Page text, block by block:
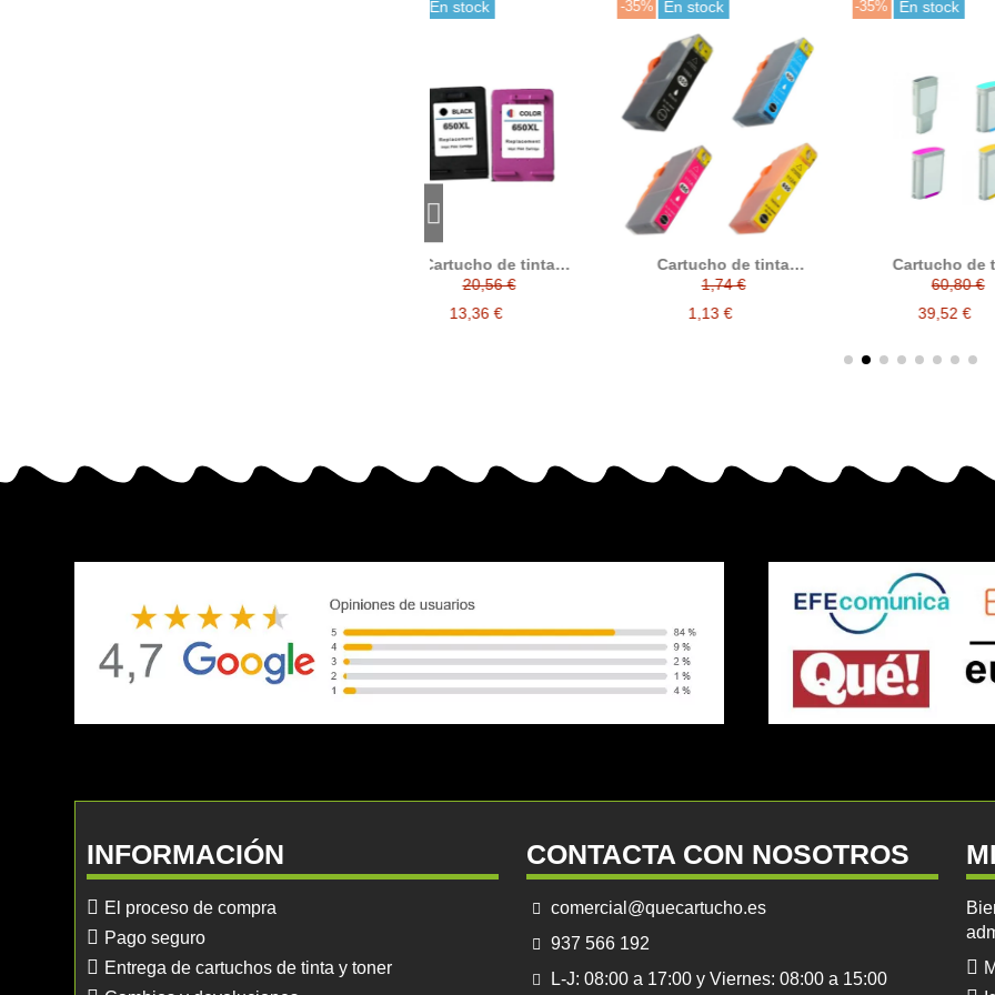
-35%
Cartucho de tinta
compatible HP 655
CZ109AE CZ110AE CZ111AE
CZ112AE HP655
-35%
Cartucho de tinta
compatible HP 728XL HP
728 F9J68A F9J67A F9J66A
F9J65A HP728 HP728XL
-40%
En
HP
INFORMACIÓN
El proceso de compra
Pago seguro
Entrega de cartuchos de tinta y toner
CONTACTA CON NOSOTROS
comercial@quecartucho.es
937 566 192
L-J: 08:00 a 17:00 y Viernes: 08:00 a 15:00